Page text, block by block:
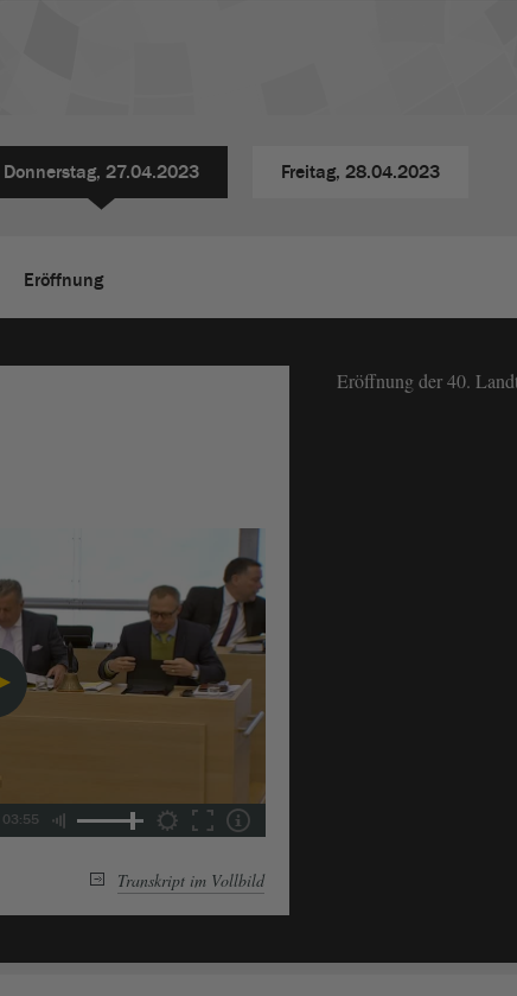
Donnerstag, 27.04.2023 Freitag, 28.04.2023
Eröffnung
03:55
Transkript im Vollbild
Eröffnung der 40.